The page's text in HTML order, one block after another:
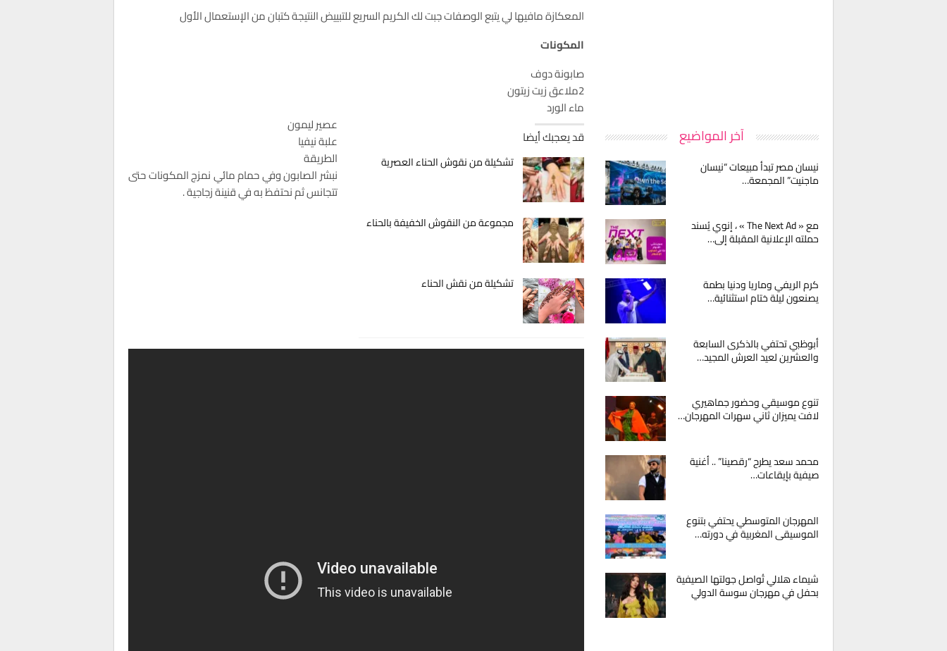
المعكازة مافيها لي يتبع الوصفات جبت لك الكريم السريع للتبييض النتيجة كتبان من الإستعمال الأول
المكونات
صابونة دوف
2ملاعق زيت زيتون
ماء الورد
قد يعجبك أيضا
تشكيلة من نقوش الحناء العصرية
مجموعة من النقوش الخفيفة بالحناء
تشكيلة من نقش الحناء
عصير ليمون
علبة نيفيا
الطريقة
نبشر الصابون وفي حمام مائي نمزج المكونات حتى
تتجانس ثم نحتفظ به في قنينة زجاجية .
آخر المواضيع
نيسان مصر تبدأ مبيعات “نيسان
ماجنيت” المجمعة…
مع « The Next Ad » ، إنوي يُسند
حملته الإعلانية المقبلة إلى…
كرم الريفي وماريا ودنيا بطمة
يصنعون ليلة ختام استثنائية…
أبوظبي تحتفي بالذكرى السابعة
والعشرين لعيد العرش المجيد…
تنوع موسيقي وحضور جماهيري
لافت يميزان ثاني سهرات المهرجان…
محمد سعد يطرح “رقصينا” .. أغنية
صيفية بإيقاعات…
المهرجان المتوسطي يحتفي بتنوع
الموسيقى المغربية في دورته…
شيماء هلالي تُواصل جولتها الصيفية
بحفل في مهرجان سوسة الدولي